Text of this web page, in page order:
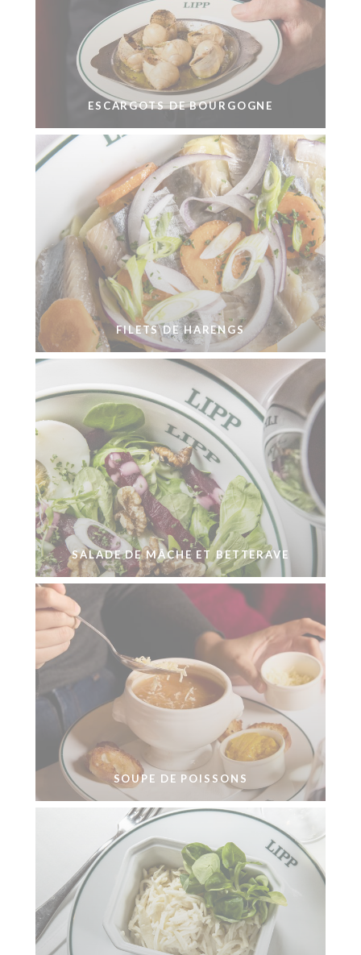
ESCARGOTS DE BOURGOGNE
FILETS DE HARENGS
SALADE DE MÂCHE ET BETTERAVE
SOUPE DE POISSONS